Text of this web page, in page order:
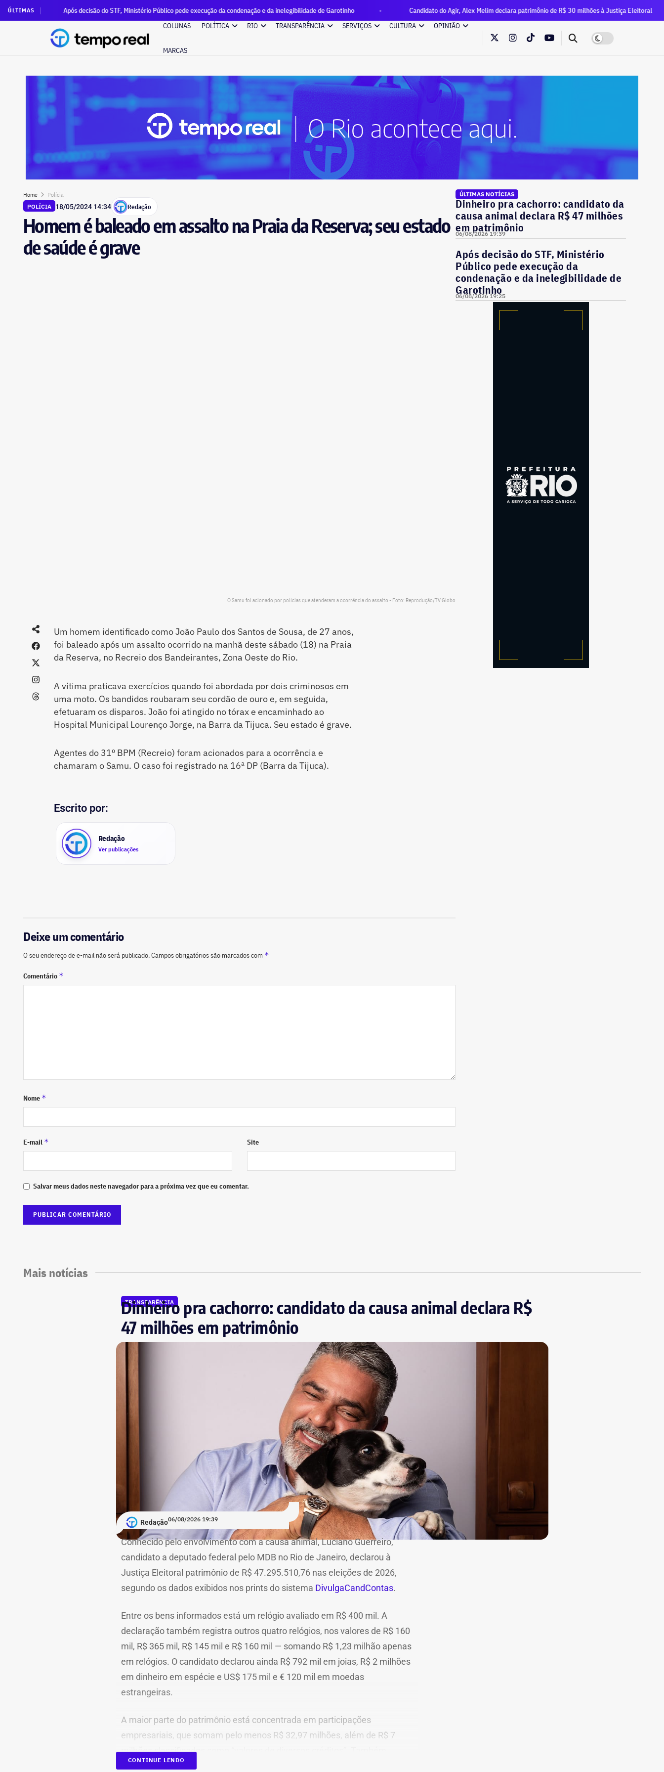
ÚLTIMAS
Após decisão do STF, Ministério Público pede execução da condenação e da inelegibilidade de Garotinho Candidato do Agir, Alex Melim declara patrimônio de R$ 30 milhões à Justiça Eleitoral
COLUNAS
POLÍTICA RIO TRANSPARÊNCIA SERVIÇOS CULTURA OPINIÃO
MARCAS
Home
Polícia
POLÍCIA 18/05/2024 14:34 Redação
Homem é baleado em assalto na Praia da Reserva; seu estado
de saúde é grave
O Samu foi acionado por polícias que atenderam a ocorrência do assalto - Foto: Reprodução/TV Globo
Um homem identificado como João Paulo dos Santos de Sousa, de 27 anos,
foi baleado após um assalto ocorrido na manhã deste sábado (18) na Praia
da Reserva, no Recreio dos Bandeirantes, Zona Oeste do Rio.
A vítima praticava exercícios quando foi abordada por dois criminosos em
uma moto. Os bandidos roubaram seu cordão de ouro e, em seguida,
efetuaram os disparos. João foi atingido no tórax e encaminhado ao
Hospital Municipal Lourenço Jorge, na Barra da Tijuca. Seu estado é grave.
Agentes do 31º BPM (Recreio) foram acionados para a ocorrência e
chamaram o Samu. O caso foi registrado na 16ª DP (Barra da Tijuca).
Escrito por:
Redação
Ver publicações
ÚLTIMAS NOTÍCIAS
Dinheiro pra cachorro: candidato da
causa animal declara R$ 47 milhões
em patrimônio
06/08/2026 19:39
Após decisão do STF, Ministério
Público pede execução da
condenação e da inelegibilidade de
Garotinho
06/08/2026 19:25
Deixe um comentário
O seu endereço de e-mail não será publicado.Campos obrigatórios são marcados com *
Comentário *
Nome *
E-mail * Site
Salvar meus dados neste navegador para a próxima vez que eu comentar.
Mais notícias
TRANSPARÊNCIA
Dinheiro pra cachorro: candidato da causa animal declara R$
47 milhões em patrimônio
Redação06/08/2026 19:39
Conhecido pelo envolvimento com a causa animal, Luciano Guerreiro,
candidato a deputado federal pelo MDB no Rio de Janeiro, declarou à
Justiça Eleitoral patrimônio de R$ 47.295.510,76 nas eleições de 2026,
segundo os dados exibidos nos prints do sistema DivulgaCandContas.
Entre os bens informados está um relógio avaliado em R$ 400 mil. A
declaração também registra outros quatro relógios, nos valores de R$ 160
mil, R$ 365 mil, R$ 145 mil e R$ 160 mil — somando R$ 1,23 milhão apenas
em relógios. O candidato declarou ainda R$ 792 mil em joias, R$ 2 milhões
em dinheiro em espécie e US$ 175 mil e € 120 mil em moedas
estrangeiras.
A maior parte do patrimônio está concentrada em participações
empresariais, que somam pelo menos R$ 32,97 milhões, além de R$ 7
milhões classificados como “valores de diversos créditos”. Também
aparecem na relação imóveis, incluindo uma cobertura declarada por R$
CONTINUE LENDO